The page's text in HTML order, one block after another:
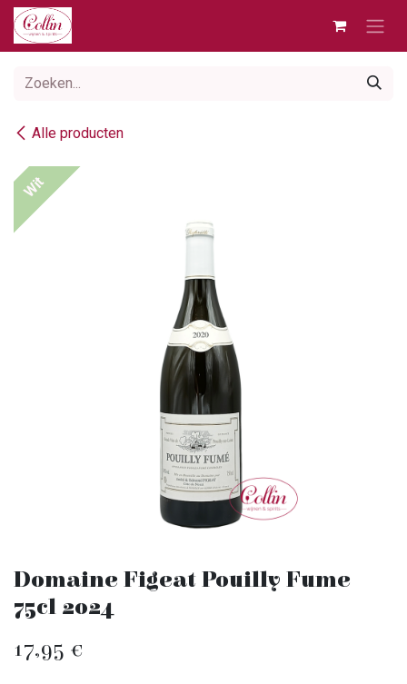
Overslaan naar inhoud
Alle producten
Wit
Domaine Figeat Pouilly Fume
75cl 2024
17,95 €